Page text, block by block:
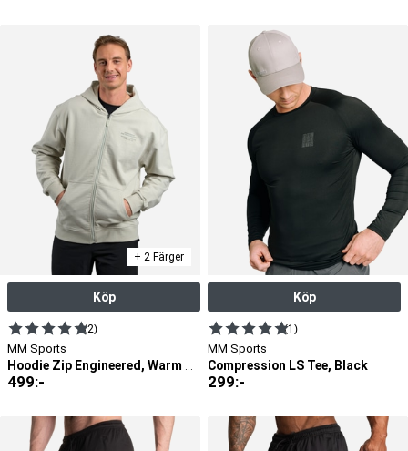
+ 2 Färger
Köp
(2)
MM Sports
Hoodie Zip Engineered, Warm Grey
499:-
Köp
(1)
MM Sports
Compression LS Tee, Black
299:-